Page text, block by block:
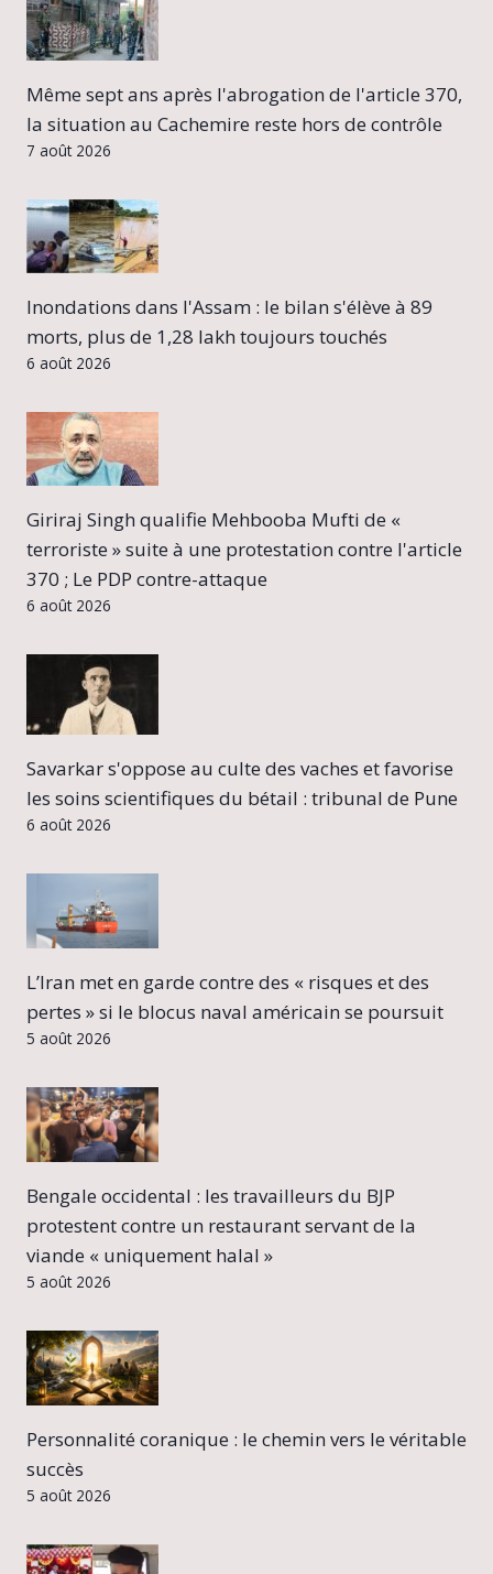
Même sept ans après l'abrogation de l'article 370,
la situation au Cachemire reste hors de contrôle
7 août 2026
Inondations dans l'Assam : le bilan s'élève à 89
morts, plus de 1,28 lakh toujours touchés
6 août 2026
Giriraj Singh qualifie Mehbooba Mufti de «
terroriste » suite à une protestation contre l'article
370 ; Le PDP contre-attaque
6 août 2026
Savarkar s'oppose au culte des vaches et favorise
les soins scientifiques du bétail : tribunal de Pune
6 août 2026
L’Iran met en garde contre des « risques et des
pertes » si le blocus naval américain se poursuit
5 août 2026
Bengale occidental : les travailleurs du BJP
protestent contre un restaurant servant de la
viande « uniquement halal »
5 août 2026
Personnalité coranique : le chemin vers le véritable
succès
5 août 2026